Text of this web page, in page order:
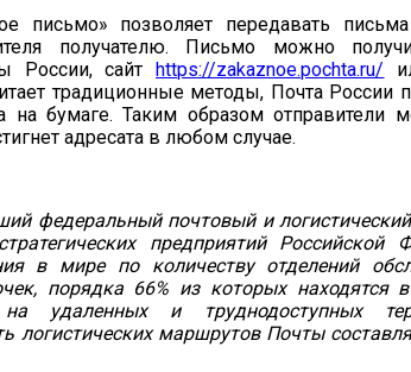
письмо» позволяет передавать
получателю. Письмо можно
России, сайтhttps://zakaznoe.pochta.ru/
традиционные методы, Почта России
на бумаге. Таким образом отправители
адресата в любом случае.
федеральный почтовый и
предприятий Российской
в мире по количеству отделений
порядка 66% из которых находятся
удаленных и труднодоступных
логистических маршрутов Почты